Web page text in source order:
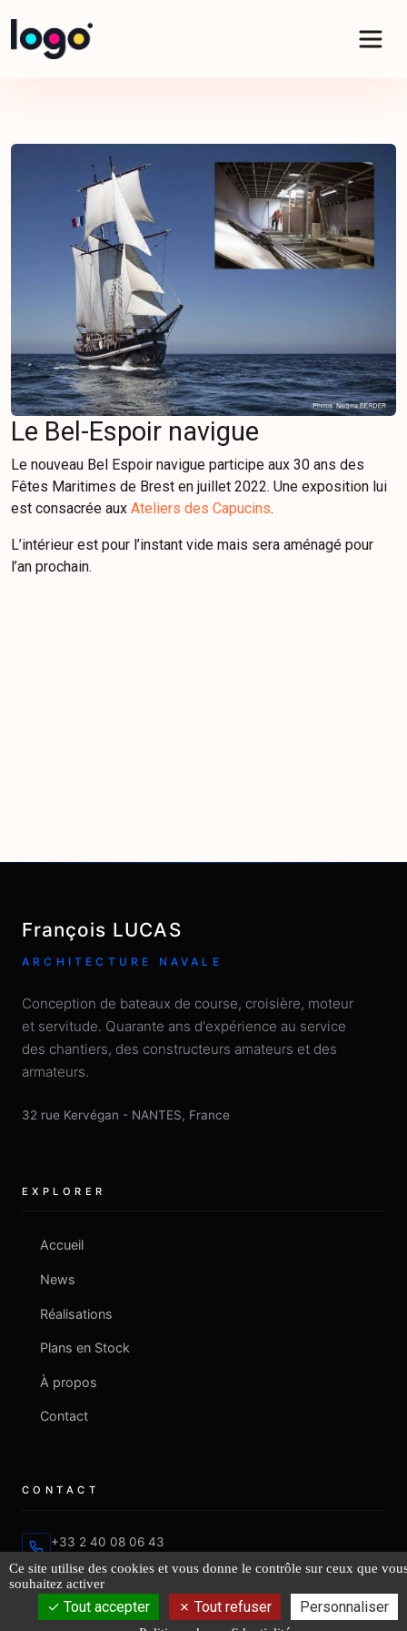
Le Bel-Espoir navigue
Le nouveau Bel Espoir navigue participe aux 30 ans des
Fêtes Maritimes de Brest en juillet 2022. Une exposition lui
est consacrée aux Ateliers des Capucins.
L’intérieur est pour l’instant vide mais sera aménagé pour
l’an prochain.
François LUCAS
ARCHITECTURE NAVALE
Conception de bateaux de course, croisière, moteur
et servitude. Quarante ans d'expérience au service
des chantiers, des constructeurs amateurs et des
armateurs.
32 rue Kervégan - NANTES, France
EXPLORER
Accueil
News
Réalisations
Plans en Stock
À propos
Contact
CONTACT
+33 2 40 08 06 43
contact@fr-lucas-yd.com
Ce site utilise des cookies et vous donne le contrôle sur ceux que
souhaitez activer
Tout accepter Tout refuser Personnaliser